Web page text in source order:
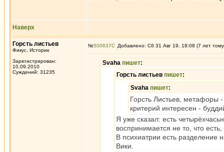
Наверх
Горсть листьев
Фикус, Историк
Зарегистрирован:
10.09.2010
Суждений: 31235
№500637 Добавлено: Сб 31 Авг 19, 18:08 (7 лет
Svaha пишет:
Горсть листьев пишет:
Svaha пишет:
Горсть Листьев, метафоры
критерий интересен -
Я уже сказал: есть
воспринимается не то, что есть,
В психиатрии есть разделение
Вики.